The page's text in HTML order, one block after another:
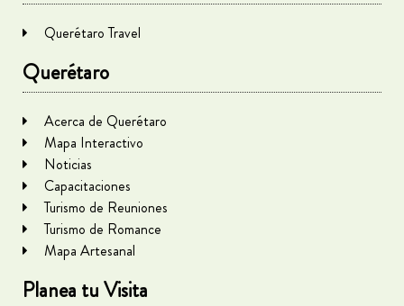
Querétaro Travel
Querétaro
Acerca de Querétaro
Mapa Interactivo
Noticias
Capacitaciones
Turismo de Reuniones
Turismo de Romance
Mapa Artesanal
Planea tu Visita